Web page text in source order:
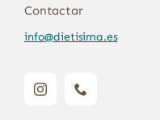
Contactar
info@dietisima.es